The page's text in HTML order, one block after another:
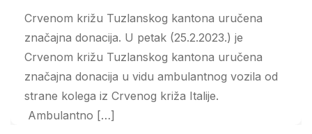
Crvenom križu Tuzlanskog kantona uručena
značajna donacija. U petak (25.2.2023.) je
Crvenom križu Tuzlanskog kantona uručena
značajna donacija u vidu ambulantnog vozila od
strane kolega iz Crvenog križa Italije.
Ambulantno […]